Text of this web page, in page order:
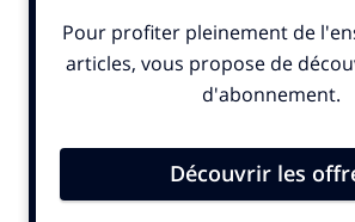
procédera, une fois entré dans
réveil de l’orgue. Huit invocations
« dialogue » entre le prélat et
INfluencia: votre périmètre concerne
relations avec les médias ?